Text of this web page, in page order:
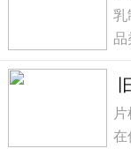
的
乳
幼
在